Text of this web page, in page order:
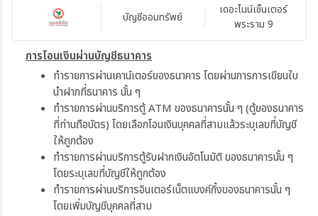
บัญชีออมทรัพย์
เดอะไนน์เซ็นเตอร์
พระราม 9
การโอนเงินผ่านบัญชีธนาคาร
ทำรายการผ่านเคาน์เตอร์ของธนาคาร โดยผ่านการการเขียนใบ
นำฝากที่ธนาคาร นั้น ๆ
ทำรายการผ่านบริการตู้ ATM ของธนาคารนั้น ๆ (ตู้ของธนาคาร
ที่ท่านถือบัตร) โดยเลือกโอนเงินบุคคลที่สามแล้วระบุเลขที่บัญชี
ให้ถูกต้อง
ทำรายการผ่านบริการตู้รับฝากเงินอัตโนมัติ ของธนาคารนั้น ๆ
โดยระบุเลขที่บัญชีให้ถูกต้อง
ทำรายการผ่านบริการอินเตอร์เน็ตแบงค์กิ้งของธนาคารนั้น ๆ
โดยเพิ่มบัญชีบุคคลที่สาม